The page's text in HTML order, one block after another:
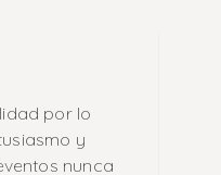
por lo
y
nunca